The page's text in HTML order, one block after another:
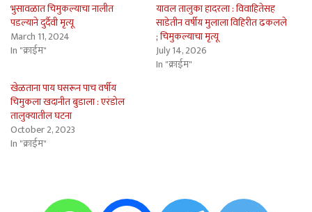
भुसावळात चिमुकल्याचा नालीत
पडल्याने दुर्दैवी मृत्यू
March 11, 2024
In "क्राईम"
यावल तालुका हादरला : विवाहितेसह
साडेतीन वर्षीय मुलाला विहिरीत ढकलले
; चिमुकल्याचा मृत्यू
July 14, 2026
In "क्राईम"
खेळताना पाय घसरून पाच वर्षीय
चिमुकला खदानीत बुडाला : एरंडोल
तालुक्यातील घटना
October 2, 2023
In "क्राईम"